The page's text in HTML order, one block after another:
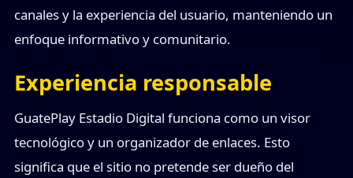
canales y la experiencia del usuario, manteniendo un
enfoque informativo y comunitario.
Experiencia responsable
GuatePlay Estadio Digital funciona como un visor
tecnológico y un organizador de enlaces. Esto
significa que el sitio no pretende ser dueño del